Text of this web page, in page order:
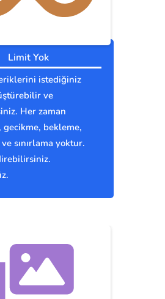
Limit Yok
istediğiniz
ve
Her zaman
gecikme, bekleme,
sınırlama yoktur.